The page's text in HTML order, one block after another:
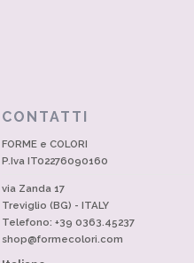
CONTATTI
FORME e COLORI
P.Iva IT02276090160
via Zanda 17
Treviglio (BG) - ITALY
Telefono: +39 0363.45237
shop@formecolori.com